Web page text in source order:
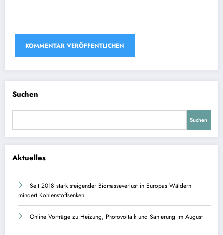
Suchen
Suchen
Aktuelles
Seit 2018 stark steigender Biomasseverlust in Europas Wäldern
mindert Kohlenstoffsenken
Online Vorträge zu Heizung, Photovoltaik und Sanierung im August